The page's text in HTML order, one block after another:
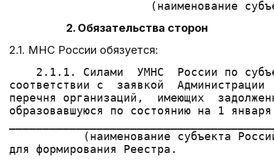
2. Обязательства сторон
2.1. МНС России обязуется:
2.1.1. Силами  УМНС  России по
соответствии с  заявкой  Администрации
перечня организаций,  имеющих
образовавшуюся по состоянию на 1
(наименование субъекта